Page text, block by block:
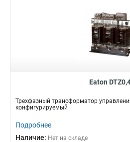
Eaton
Трехфазный трансформатор
конфигурируемый
Подробнее
Наличие: Нет на складе